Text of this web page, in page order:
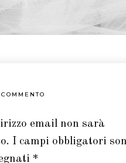
email non sarà
I campi obbligatori
*